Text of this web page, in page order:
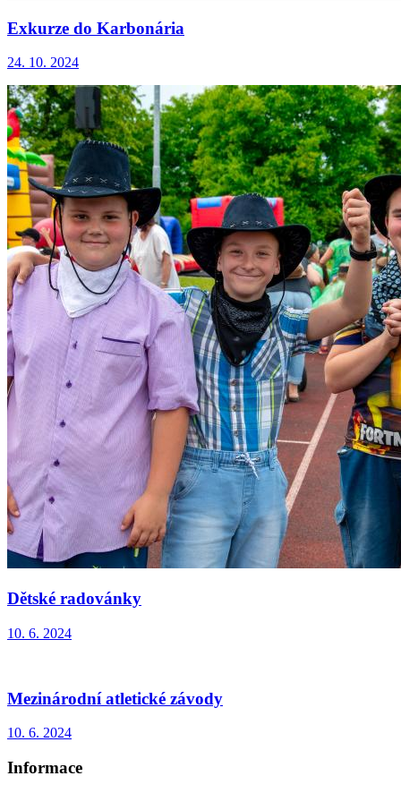
Exkurze do Karbonária
24. 10. 2024
Dětské radovánky
10. 6. 2024
Mezinárodní atletické závody
10. 6. 2024
Informace